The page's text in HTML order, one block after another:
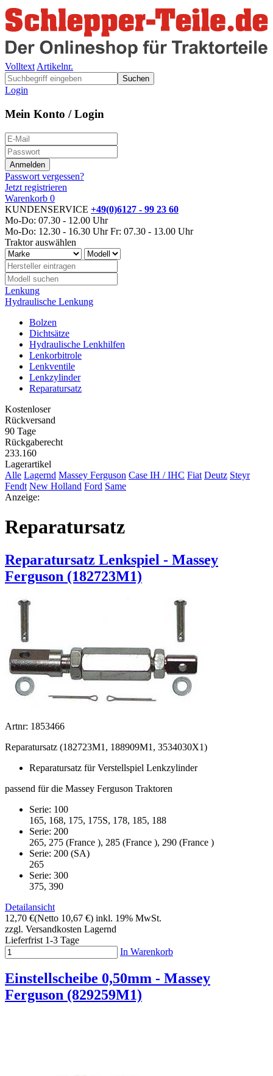
Volltext Artikelnr.
Suchen
Login
Mein Konto / Login
Passwort vergessen?
Jetzt registrieren
Warenkorb 0
KUNDENSERVICE +49(0)6127 - 99 23 60
Mo-Do: 07.30 - 12.00 Uhr
Mo-Do: 12.30 - 16.30 Uhr Fr: 07.30 - 13.00 Uhr
Traktor auswählen
Lenkung
Hydraulische Lenkung
Bolzen
Dichtsätze
Hydraulische Lenkhilfen
Lenkorbitrole
Lenkventile
Lenkzylinder
Reparatursatz
Kostenloser
Rückversand
90 Tage
Rückgaberecht
233.160
Lagerartikel
Alle Lagernd Massey Ferguson Case IH / IHC Fiat Deutz Steyr
Fendt New Holland Ford Same
Anzeige:
Reparatursatz
Reparatursatz Lenkspiel - Massey
Ferguson (182723M1)
Artnr: 1853466
Reparatursatz (182723M1, 188909M1, 3534030X1)
Reparatursatz für Verstellspiel Lenkzylinder
passend für die Massey Ferguson Traktoren
Serie: 100
165, 168, 175, 175S, 178, 185, 188
Serie: 200
265, 275 (France ), 285 (France ), 290 (France )
Serie: 200 (SA)
265
Serie: 300
375, 390
Detailansicht
12,70 €(Netto 10,67 €) inkl. 19% MwSt.
zzgl. Versandkosten Lagernd
Lieferfrist 1-3 Tage
In Warenkorb
Einstellscheibe 0,50mm - Massey
Ferguson (829259M1)